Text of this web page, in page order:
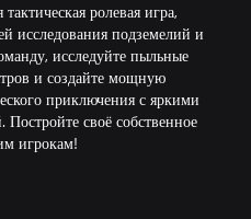
ролевая игра,
исследования подземелий и
исследуйте пыльные
и создайте мощную
приключения с яркими
своё собственное
игрокам!